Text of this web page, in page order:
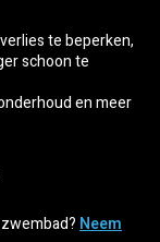
te beperken,
schoon te
en meer
Neem